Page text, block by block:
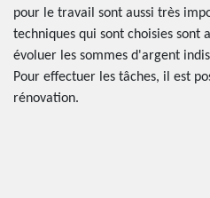
pour le travail sont aussi très
techniques qui sont choisies sont
évoluer les sommes d'argent
Pour effectuer les tâches, il est
rénovation.